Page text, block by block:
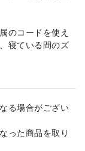
のコードを使え
寝ている間のズ
る場合がござい
った商品を取り